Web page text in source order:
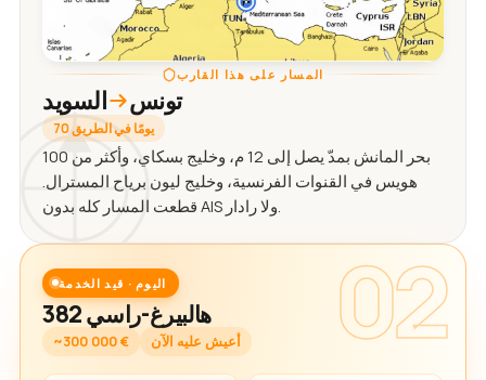
المسار على هذا القارب
السويد تونس
70 يومًا في الطريق
بحر المانش بمدّ يصل إلى 12 م، وخليج بسكاي، وأكثر من 100
هويس في القنوات الفرنسية، وخليج ليون برياح المسترال.
02 اليوم · قيد الخدمة
هالبيرغ-راسي 382
~300 000 € أعيش عليه الآن